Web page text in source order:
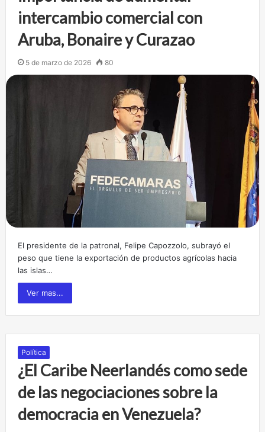
intercambio comercial con
Aruba, Bonaire y Curazao
5 de marzo de 2026 80
El presidente de la patronal, Felipe Capozzolo, subrayó el
peso que tiene la exportación de productos agrícolas hacia
las islas…
Ver mas...
Política
¿El Caribe Neerlandés como sede
de las negociaciones sobre la
democracia en Venezuela?